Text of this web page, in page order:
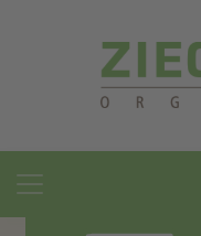
Main Navigation